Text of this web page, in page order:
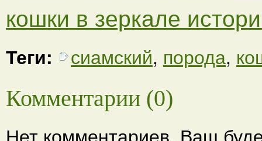
кошки в зеркале
Теги: сиамский, порода,
Комментарии (0)
Нет комментариев. Ваш